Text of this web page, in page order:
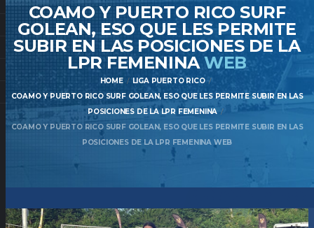
COAMO Y PUERTO RICO SURF
GOLEAN, ESO QUE LES PERMITE
SUBIR EN LAS POSICIONES DE LA
LPR FEMENINAWEB
HOME
LIGA PUERTO RICO
COAMO Y PUERTO RICO SURF GOLEAN, ESO QUE LES PERMITE SUBIR EN LAS
POSICIONES DE LA LPR FEMENINA
COAMO Y PUERTO RICO SURF GOLEAN, ESO QUE LES PERMITE SUBIR EN LAS
POSICIONES DE LA LPR FEMENINA WEB